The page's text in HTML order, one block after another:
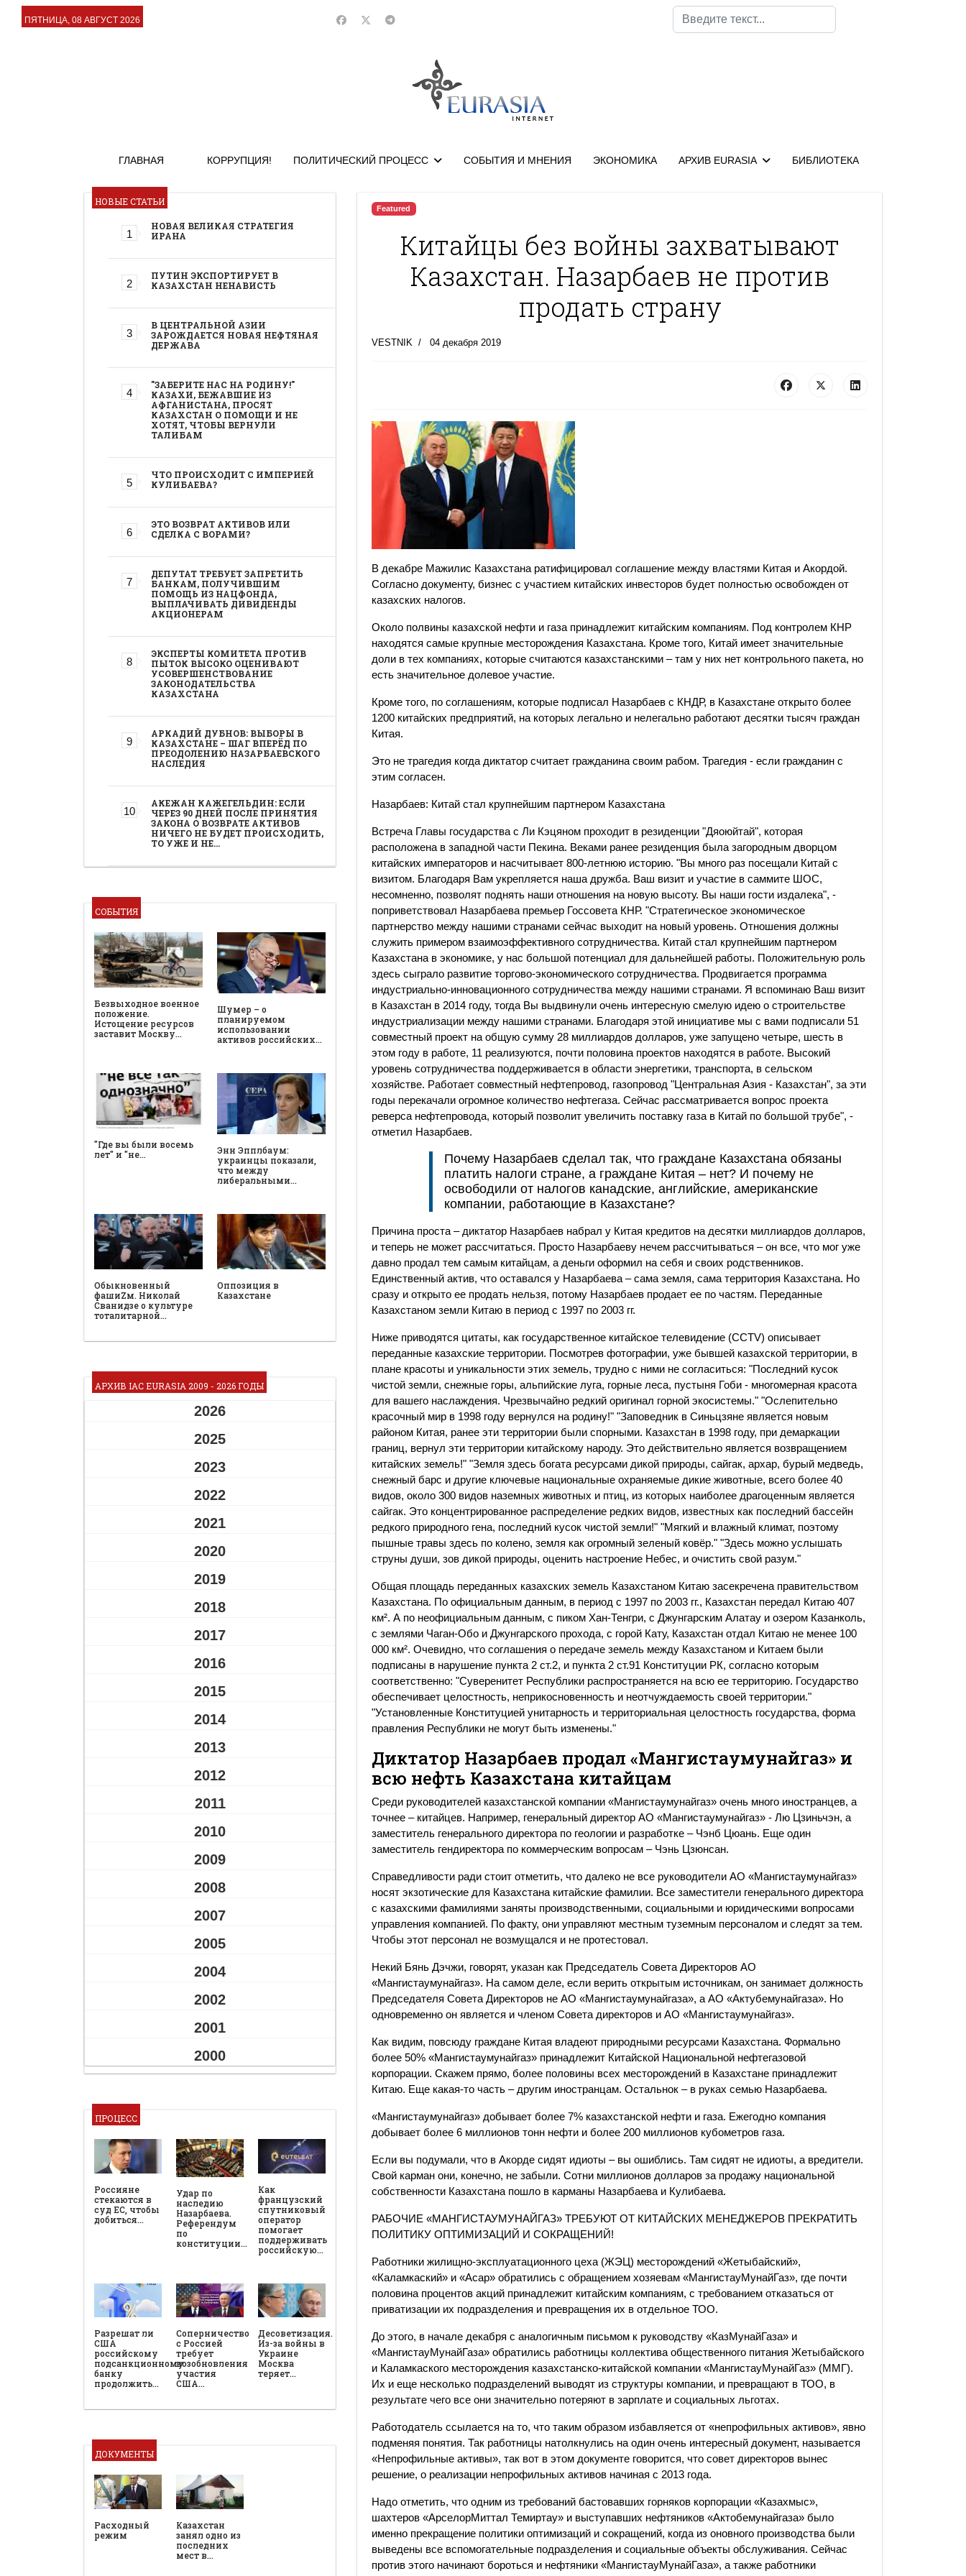
ПЯТНИЦА, 08 АВГУСТ 2026
Поиск
ГЛАВНАЯ КОРРУПЦИЯ! ПОЛИТИЧЕСКИЙ ПРОЦЕСС СОБЫТИЯ И МНЕНИЯ ЭКОНОМИКА АРХИВ EURASIA БИБЛИОТЕКА
НОВЫЕ СТАТЬИ
НОВАЯ ВЕЛИКАЯ СТРАТЕГИЯ
ИРАНА
ПУТИН ЭКСПОРТИРУЕТ В
КАЗАХСТАН НЕНАВИСТЬ
В ЦЕНТРАЛЬНОЙ АЗИИ
ЗАРОЖДАЕТСЯ НОВАЯ НЕФТЯНАЯ
ДЕРЖАВА
"ЗАБЕРИТЕ НАС НА РОДИНУ!"
КАЗАХИ, БЕЖАВШИЕ ИЗ
АФГАНИСТАНА, ПРОСЯТ
КАЗАХСТАН О ПОМОЩИ И НЕ
ХОТЯТ, ЧТОБЫ ВЕРНУЛИ
ТАЛИБАМ
ЧТО ПРОИСХОДИТ С ИМПЕРИЕЙ
КУЛИБАЕВА?
ЭТО ВОЗВРАТ АКТИВОВ ИЛИ
СДЕЛКА С ВОРАМИ?
ДЕПУТАТ ТРЕБУЕТ ЗАПРЕТИТЬ
БАНКАМ, ПОЛУЧИВШИМ
ПОМОЩЬ ИЗ НАЦФОНДА,
ВЫПЛАЧИВАТЬ ДИВИДЕНДЫ
АКЦИОНЕРАМ
ЭКСПЕРТЫ КОМИТЕТА ПРОТИВ
ПЫТОК ВЫСОКО ОЦЕНИВАЮТ
УСОВЕРШЕНСТВОВАНИЕ
ЗАКОНОДАТЕЛЬСТВА
КАЗАХСТАНА
АРКАДИЙ ДУБНОВ: ВЫБОРЫ В
КАЗАХСТАНЕ – ШАГ ВПЕРЁД ПО
ПРЕОДОЛЕНИЮ НАЗАРБАЕВСКОГО
НАСЛЕДИЯ
АКЕЖАН КАЖЕГЕЛЬДИН: ЕСЛИ
ЧЕРЕЗ 90 ДНЕЙ ПОСЛЕ ПРИНЯТИЯ
ЗАКОНА О ВОЗВРАТЕ АКТИВОВ
НИЧЕГО НЕ БУДЕТ ПРОИСХОДИТЬ,
ТО УЖЕ И НЕ…
СОБЫТИЯ
Безвыходное военное
положение.
Истощение ресурсов
заставит Москву…
Шумер – о
планируемом
использовании
активов российских…
"Где вы были восемь
лет" и "не…
Энн Эпплбаум:
украинцы показали,
что между
либеральными…
Обыкновенный
фашиZм. Николай
Сванидзе о культуре
тоталитарной…
Оппозиция в
Казахстане
АРХИВ IAC EURASIA 2009 - 2026 ГОДЫ
2026
2025
2023
2022
2021
2020
2019
2018
2017
2016
2015
2014
2013
2012
2011
2010
2009
2008
2007
2005
2004
2002
2001
2000
ПРОЦЕСС
Россияне
стекаются в
суд ЕС, чтобы
добиться…
Удар по
наследию
Назарбаева.
Референдум
по
конституции…
Как
французский
спутниковый
оператор
помогает
поддерживать
российскую…
Разрешат ли
США
российскому
подсанкционному
банку
продолжить…
Соперничество
с Россией
требует
возобновления
участия
США…
Десоветизация.
Из-за войны в
Украине
Москва
теряет…
ДОКУМЕНТЫ
Расходный
режим
Казахстан
занял одно из
последних
мест в…
Featured
Китайцы без войны захватывают
Казахстан. Назарбаев не против
продать страну
VESTNIK 04 декабря 2019
В декабре Мажилис Казахстана ратифицировал соглашение между властями Китая и Акордой.
Согласно документу, бизнес с участием китайских инвесторов будет полностью освобожден от
казахских налогов.
Около полвины казахской нефти и газа принадлежит китайским компаниям. Под контролем КНР
находятся самые крупные месторождения Казахстана. Кроме того, Китай имеет значительные
доли в тех компаниях, которые считаются казахстанскими – там у них нет контрольного пакета, но
есть значительное долевое участие.
Кроме того, по соглашениям, которые подписал Назарбаев с КНДР, в Казахстане открыто более
1200 китайских предприятий, на которых легально и нелегально работают десятки тысяч граждан
Китая.
Это не трагедия когда диктатор считает гражданина своим рабом. Трагедия - если гражданин с
этим согласен.
Назарбаев: Китай стал крупнейшим партнером Казахстана
Встреча Главы государства с Ли Кэцяном проходит в резиденции "Дяоюйтай", которая
расположена в западной части Пекина. Веками ранее резиденция была загородным дворцом
китайских императоров и насчитывает 800-летнюю историю. "Вы много раз посещали Китай с
визитом. Благодаря Вам укрепляется наша дружба. Ваш визит и участие в саммите ШОС,
несомненно, позволят поднять наши отношения на новую высоту. Вы наши гости издалека", -
поприветствовал Назарбаева премьер Госсовета КНР. "Стратегическое экономическое
партнерство между нашими странами сейчас выходит на новый уровень. Отношения должны
служить примером взаимоэффективного сотрудничества. Китай стал крупнейшим партнером
Казахстана в экономике, у нас большой потенциал для дальнейшей работы. Положительную роль
здесь сыграло развитие торгово-экономического сотрудничества. Продвигается программа
индустриально-инновационного сотрудничества между нашими странами. Я вспоминаю Ваш визит
в Казахстан в 2014 году, тогда Вы выдвинули очень интересную смелую идею о строительстве
индустриализации между нашими странами. Благодаря этой инициативе мы с вами подписали 51
совместный проект на общую сумму 28 миллиардов долларов, уже запущено четыре, шесть в
этом году в работе, 11 реализуются, почти половина проектов находятся в работе. Высокий
уровень сотрудничества поддерживается в области энергетики, транспорта, в сельском
хозяйстве. Работает совместный нефтепровод, газопровод "Центральная Азия - Казахстан", за эти
годы перекачали огромное количество нефтегаза. Сейчас рассматривается вопрос проекта
реверса нефтепровода, который позволит увеличить поставку газа в Китай по большой трубе", -
отметил Назарбаев.
Почему Назарбаев сделал так, что граждане Казахстана обязаны
платить налоги стране, а граждане Китая – нет? И почему не
освободили от налогов канадские, английские, американские
компании, работающие в Казахстане?
Причина проста – диктатор Назарбаев набрал у Китая кредитов на десятки миллиардов долларов,
и теперь не может рассчитаться. Просто Назарбаеву нечем рассчитываться – он все, что мог уже
давно продал тем самым китайцам, а деньги оформил на себя и своих родственников.
Единственный актив, что оставался у Назарбаева – сама земля, сама территория Казахстана. Но
сразу и открыто ее продать нельзя, потому Назарбаев продает ее по частям. Переданные
Казахстаном земли Китаю в период с 1997 по 2003 гг.
Ниже приводятся цитаты, как государственное китайское телевидение (CCTV) описывает
переданные казахские территории. Посмотрев фотографии, уже бывшей казахской территории, в
плане красоты и уникальности этих земель, трудно с ними не согласиться: "Последний кусок
чистой земли, снежные горы, альпийские луга, горные леса, пустыня Гоби - многомерная красота
для вашего наслаждения. Чрезвычайно редкий оригинал горной экосистемы." "Ослепительно
красочный мир в 1998 году вернулся на родину!" "Заповедник в Синьцзяне является новым
районом Китая, ранее эти территории были спорными. Казахстан в 1998 году, при демаркации
границ, вернул эти территории китайскому народу. Это действительно является возвращением
китайских земель!" "Земля здесь богата ресурсами дикой природы, сайгак, архар, бурый медведь,
снежный барс и другие ключевые национальные охраняемые дикие животные, всего более 40
видов, около 300 видов наземных животных и птиц, из которых наиболее драгоценным является
сайгак. Это концентрированное распределение редких видов, известных как последний бассейн
редкого природного гена, последний кусок чистой земли!" "Мягкий и влажный климат, поэтому
пышные травы здесь по колено, земля как огромный зеленый ковёр." "Здесь можно услышать
струны души, зов дикой природы, оценить настроение Небес, и очистить свой разум."
Общая площадь переданных казахских земель Казахстаном Китаю засекречена правительством
Казахстана. По официальным данным, в период с 1997 по 2003 гг., Казахстан передал Китаю 407
км². А по неофициальным данным, с пиком Хан-Тенгри, с Джунгарским Алатау и озером Казанколь,
с землями Чаган-Обо и Джунгарского прохода, с горой Кату, Казахстан отдал Китаю не менее 100
000 км². Очевидно, что соглашения о передаче земель между Казахстаном и Китаем были
подписаны в нарушение пункта 2 ст.2, и пункта 2 ст.91 Конституции РК, согласно которым
соответственно: "Суверенитет Республики распространяется на всю ее территорию. Государство
обеспечивает целостность, неприкосновенность и неотчуждаемость своей территории."
"Установленные Конституцией унитарность и территориальная целостность государства, форма
правления Республики не могут быть изменены."
Диктатор Назарбаев продал «Мангистаумунайгаз» и
всю нефть Казахстана китайцам
Среди руководителей казахстанской компании «Мангистаумунайгаз» очень много иностранцев, а
точнее – китайцев. Например, генеральный директор АО «Мангистаумунайгаз» - Лю Цзиньчэн, а
заместитель генерального директора по геологии и разработке – Чэнб Цюань. Еще один
заместитель гендиректора по коммерческим вопросам – Чэнь Цзюнсан.
Справедливости ради стоит отметить, что далеко не все руководители АО «Мангистаумунайгаз»
носят экзотические для Казахстана китайские фамилии. Все заместители генерального директора
с казахскими фамилиями заняты производственными, социальными и юридическими вопросами
управления компанией. По факту, они управляют местным туземным персоналом и следят за тем.
Чтобы этот персонал не возмущался и не протестовал.
Некий Бянь Дэчжи, говорят, указан как Председатель Совета Директоров АО
«Мангистаумунайгаз». На самом деле, если верить открытым источникам, он занимает должность
Председателя Совета Директоров не АО «Мангистаумунайгаза», а АО «Актубемунайгаза». Но
одновременно он является и членом Совета директоров и АО «Мангистаумунайгаз».
Как видим, повсюду граждане Китая владеют природными ресурсами Казахстана. Формально
более 50% «Мангистаумунайгаз» принадлежит Китайской Национальной нефтегазовой
корпорации. Скажем прямо, более половины всех месторождений в Казахстане принадлежит
Китаю. Еще какая-то часть – другим иностранцам. Остальнок – в руках семью Назарбаева.
«Мангистаумунайгаз» добывает более 7% казахстанской нефти и газа. Ежегодно компания
добывает более 6 миллионов тонн нефти и более 200 миллионов кубометров газа.
Если вы подумали, что в Акорде сидят идиоты – вы ошиблись. Там сидят не идиоты, а вредители.
Свой карман они, конечно, не забыли. Сотни миллионов долларов за продажу национальной
собственности Казахстана пошло в карманы Назарбаева и Кулибаева.
РАБОЧИЕ «МАНГИСТАУМУНАЙГАЗ» ТРЕБУЮТ ОТ КИТАЙСКИХ МЕНЕДЖЕРОВ ПРЕКРАТИТЬ
ПОЛИТИКУ ОПТИМИЗАЦИЙ И СОКРАЩЕНИЙ!
Работники жилищно-эксплуатационного цеха (ЖЭЦ) месторождений «Жетыбайский»,
«Каламкаский» и «Асар» обратились с обращением хозяевам «МангистауМунайГаз», где почти
половина процентов акций принадлежит китайским компаниям, с требованием отказаться от
приватизации их подразделения и превращения их в отдельное ТОО.
До этого, в начале декабря с аналогичным письмом к руководству «КазМунайГаза» и
«МангистауМунайГаза» обратились работницы коллектива общественного питания Жетыбайского
и Каламкаского месторождения казахстанско-китайской компании «МангистауМунайГаз» (ММГ).
Их и еще несколько подразделений выводят из структуры компании, и превращают в ТОО, в
результате чего все они значительно потеряют в зарплате и социальных льготах.
Работодатель ссылается на то, что таким образом избавляется от «непрофильных активов», явно
подменяя понятия. Так работницы натолкнулись на один очень интересный документ, называется
«Непрофильные активы», так вот в этом документе говорится, что совет директоров вынес
решение, о реализации непрофильных активов начиная с 2013 года.
Надо отметить, что одним из требований бастовавших горняков корпорации «Казахмыс»,
шахтеров «АрселорМиттал Темиртау» и выступавших нефтяников «Актобемунайгаза» было
именно прекращение политики оптимизаций и сокращений, когда из оновного производства были
выведены все вспомогательные подразделения и социальные объекты обслуживания. Сейчас
против этого начинают бороться и нефтяники «МангистауМунайГаза», а также работники